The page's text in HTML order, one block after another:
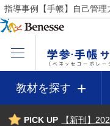
指導事例【手帳】自己管
教材を探す
PICK UP 【新刊】